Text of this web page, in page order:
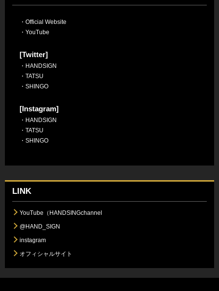
・ Official Website
・ YouTube
[Twitter]
・ HANDSIGN
・ TATSU
・ SHINGO
[Instagram]
・ HANDSIGN
・ TATSU
・ SHINGO
LINK
YouTube（HANDSINGchannel
@HAND_SIGN
instagram
オフィシャルサイト